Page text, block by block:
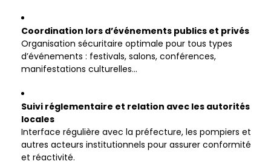
Coordination lors d’événements publics et privés
Organisation sécuritaire optimale pour tous types
d’événements : festivals, salons, conférences,
manifestations culturelles…
Suivi réglementaire et relation avec les autorités
locales
Interface régulière avec la préfecture, les pompiers et
autres acteurs institutionnels pour assurer conformité
et réactivité.